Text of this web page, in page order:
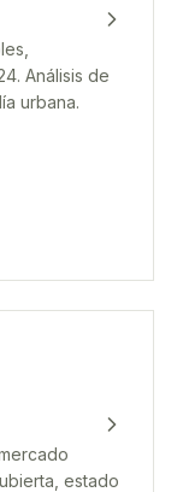
Análisis de
urbana.
estado